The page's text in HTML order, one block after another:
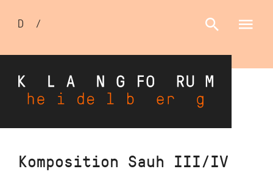
Direkt
Sprachumschalter
D /
Komposition Sauh III/IV